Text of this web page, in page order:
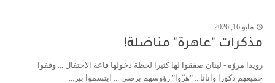
مايو 16, 2026
مذكرات "عاهرة" مناضلة!
رويدا مروّه - لبنان صفقوا لها كثيرا لحظة دخولها قاعة الاحتفال ... وقفوا
جميعهم ذكورا واناثا... "هزّوا" رؤوسهم برضى ... ابتسموا ببر...